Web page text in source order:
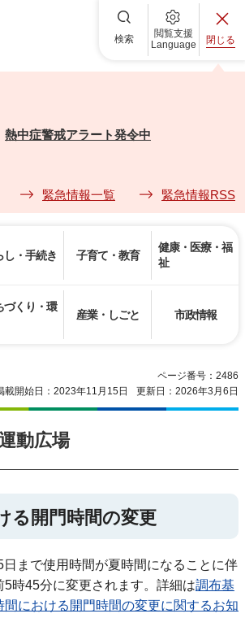
検索
閲覧支援
Language
閉じる
熱中症警戒アラート発令中
緊急情報一覧 緊急情報RSS
し・手続き 子育て・教育
健康・医療・福
祉
づくり・環
産業・しごと 市政情報
ページ番号：2486
載開始日：2023年11月15日
更新日：2026年3月6日
動広場
る開門時間の変更
まで使用時間が夏時間になることに伴
5時45分に変更されます。詳細は調布基
における開門時間の変更に関するお知